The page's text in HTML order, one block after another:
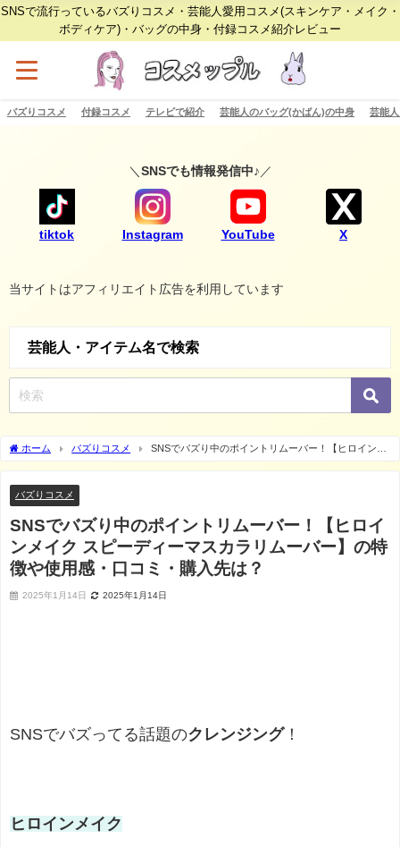
SNSで流行っているバズりコスメ・芸能人愛用コスメ(スキンケア・メイク・
ボディケア)・バッグの中身・付録コスメ紹介レビュー
バズりコスメ 付録コスメ テレビで紹介 芸能人のバッグ(かばん)の中身 芸能
＼ SNSでも情報発信中♪ ／
tiktok Instagram YouTube X
当サイトはアフィリエイト広告を利用しています
芸能人・アイテム名で検索
ホーム バズりコスメ
SNSでバズり中のポイントリムーバー！【ヒロインメ
イク スピーディーマスカラリムーバー】の特徴や使用感・口コミ・購入先は？
バズりコスメ
SNSでバズり中のポイントリムーバー！【ヒロイ
ンメイク スピーディーマスカラリムーバー】の特
徴や使用感・口コミ・購入先は？
2025年1月14日 2025年1月14日
SNSでバズってる話題のクレンジング！
ヒロインメイク